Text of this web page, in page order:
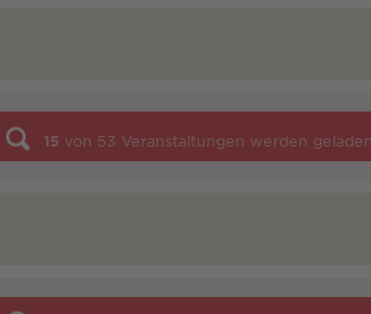
15 von 53 Veranstaltungen werden geladen